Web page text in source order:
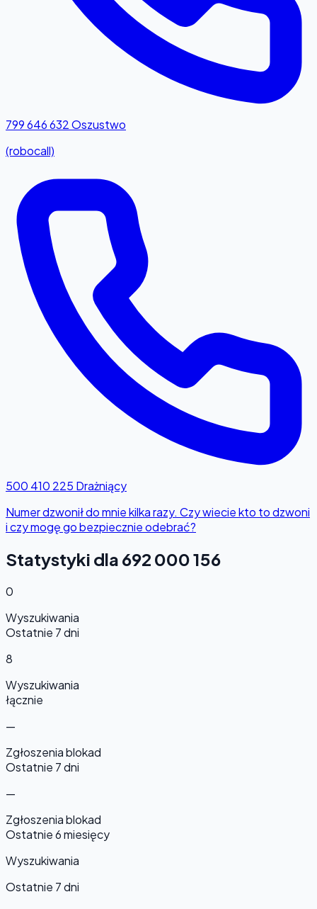
799 646 632Oszustwo
(robocall)
500 410 225 Drażniący
Numer dzwonił do mnie kilka razy. Czy wiecie kto to dzwoni
i czy mogę go bezpiecznie odebrać?
Statystyki dla 692 000 156
0
Wyszukiwania
Ostatnie 7 dni
8
Wyszukiwania
łącznie
—
Zgłoszenia blokad
Ostatnie 7 dni
—
Zgłoszenia blokad
Ostatnie 6 miesięcy
Wyszukiwania
Ostatnie 7 dni